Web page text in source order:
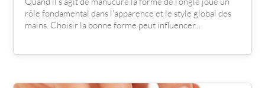
rôle fondamental dans l'apparence et le style global des
mains. Choisir la bonne forme peut influencer...